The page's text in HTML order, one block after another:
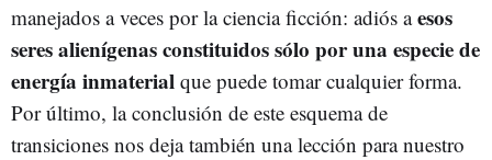
manejados a veces por la ciencia ficción: adiós aesos
seres alienígenas constituidos sólo por una especie de
energía inmaterial que puede tomar cualquier forma.
Por último, la conclusión de este esquema de
transiciones nos deja también una lección para nuestro